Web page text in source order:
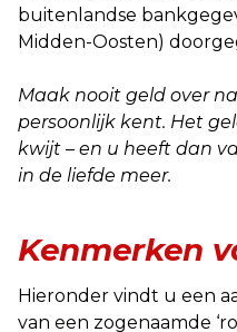
buitenlandse
Midden-Oosten)
Maak nooit geld over
persoonlijk kent. Het
kwijt – en u heeft dan
in de liefde meer.
Kenmerken
Hieronder vindt u een
van een zogenaamde